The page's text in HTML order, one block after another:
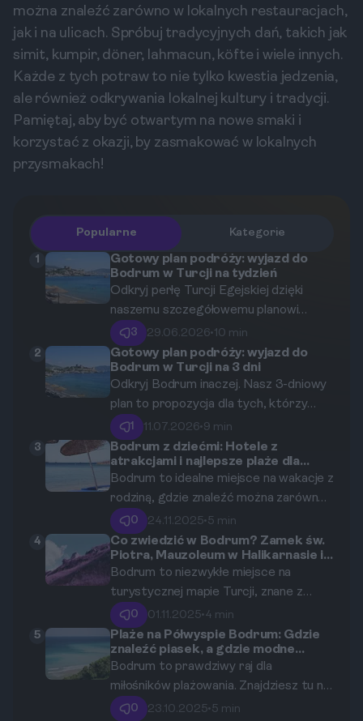
można znaleźć zarówno w lokalnych restauracjach,
jak i na ulicach. Spróbuj tradycyjnych dań, takich jak
simit, kumpir, döner, lahmacun, köfte i wiele innych.
Każde z tych potraw to nie tylko kwestia jedzenia,
ale również odkrywania lokalnej kultury i tradycji.
Pamiętaj, aby być otwartym na nowe smaki i
korzystać z okazji, by zasmakować w lokalnych
przysmakach!
Popularne Kategorie
1
Gotowy plan podróży: wyjazd do
Bodrum w Turcji na tydzień
Odkryj perłę Turcji Egejskiej dzięki
naszemu szczegółowemu planowi
podróży na 7 dni. Ten przewodnik krok
po kroku poprowadzi Cię przez
historyczne zabytki, malownicze plaże i
kulinarne doznania, jakie oferuje
Bodrum. Idealny dla tych, którzy chcą
połączyć relaks ze zwiedzaniem w
idealnym tempie.
3 29.06.2026•10 min
2
Gotowy plan podróży: wyjazd do
Bodrum w Turcji na 3 dni
Odkryj Bodrum inaczej. Nasz 3-dniowy
plan to propozycja dla tych, którzy
chcą poczuć lokalny klimat, unikając
tłumów i zobaczyć więcej niż tylko
główne atrakcje z przewodników.
1 11.07.2026•9 min
3
Bodrum z dziećmi: Hotele z
atrakcjami i najlepsze plaże dla
rodzin
Bodrum to idealne miejsce na wakacje z
rodziną, gdzie znaleźć można zarówno
piękne plaże, jak i komfortowe hotele
oferujące wiele atrakcji dla dzieci. To
niezwykłe tureckie kurorty przyciągają
turystów swoją bogatą historią,
pięknymi pejzażami oraz różnorodnymi
możliwościami spędzenia czasu. Poniżej
przedstawiamy najpopularniejsze plaże i
hotele w Bodrum, które zapewnią
niezapomniane chwile spędzone z
najbliższymi.
0 24.11.2025•5 min
4
Co zwiedzić w Bodrum? Zamek św.
Piotra, Mauzoleum w Halikarnasie i
wiatraki
Bodrum to niezwykłe miejsce na
turystycznej mapie Turcji, znane z
bogatej historii oraz malowniczych
krajobrazów. Wśród atrakcji, które
przyciągają turystów, warto
wspomnieć o Zamku Świętego Piotra,
Mauzoleum w Halikarnasie oraz
charakterystycznych wiatrakach.
0 01.11.2025•4 min
5
Plaże na Półwyspie Bodrum: Gdzie
znaleźć piasek, a gdzie modne
beach cluby?
Bodrum to prawdziwy raj dla
miłośników plażowania. Znajdziesz tu nie
tylko piękne plaże z drobnym piaskiem,
0 23.10.2025•5 min